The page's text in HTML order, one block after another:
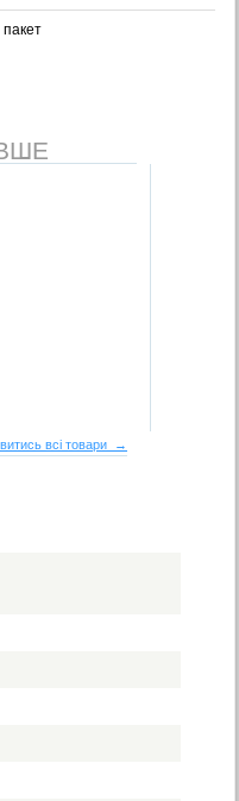
всі товари →